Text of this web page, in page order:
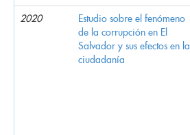
2020
Estudio sobre el fenómeno
de la corrupción en El
Salvador y sus efectos en la
ciudadanía